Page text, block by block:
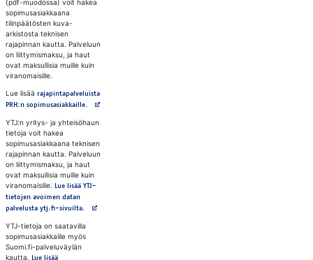
(pdf-muodossa) voit hakea
sopimusasiakkaana
tilinpäätösten kuva-
arkistosta teknisen
rajapinnan kautta. Palveluun
on liittymismaksu, ja haut
ovat maksullisia muille kuin
viranomaisille.
Lue lisää rajapintapalveluista
PRH:n sopimusasiakkaille. Avautuu uuteen välilehteen
YTJ:n yritys- ja yhteisöhaun
tietoja voit hakea
sopimusasiakkaana teknisen
rajapinnan kautta. Palveluun
on liittymismaksu, ja haut
ovat maksullisia muille kuin
viranomaisille. Lue lisää YTJ-
tietojen avoimen datan
palvelusta ytj.fi-sivuilta. Avautuu uuteen välilehteen
YTJ-tietoja on saatavilla
sopimusasiakkaille myös
Suomi.fi-palveluväylän
kautta. Lue lisää